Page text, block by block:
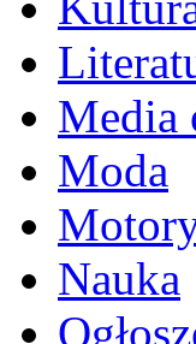
Media
Moda
Nauka